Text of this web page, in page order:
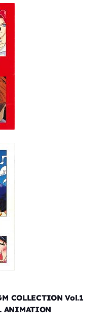
COLLECTION Vol.1
ANIMATION